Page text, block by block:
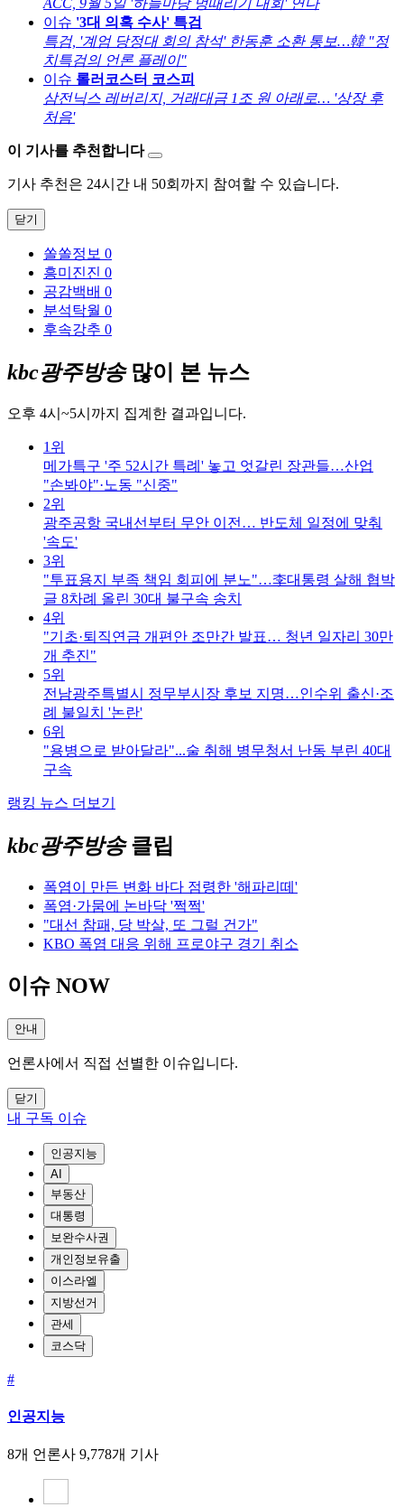
ACC, 9월 5일 '하늘마당 멍때리기 대회' 연다
이슈 '3대 의혹 수사' 특검
특검, '계엄 당정대 회의 참석' 한동훈 소환 통보…韓 "정
치특검의 언론 플레이"
이슈 롤러코스터 코스피
삼전닉스 레버리지, 거래대금 1조 원 아래로… '상장 후
처음'
이 기사를 추천합니다
기사 추천은 24시간 내 50회까지 참여할 수 있습니다.
닫기
쏠쏠정보 0
흥미진진 0
공감백배 0
분석탁월 0
후속강추 0
kbc광주방송많이 본 뉴스
오후 4시~5시까지 집계한 결과입니다.
1위
메가특구 '주 52시간 특례' 놓고 엇갈린 장관들…산업
"손봐야"·노동 "신중"
2위
광주공항 국내선부터 무안 이전… 반도체 일정에 맞춰
'속도'
3위
"투표용지 부족 책임 회피에 분노"…李대통령 살해 협박
글 8차례 올린 30대 불구속 송치
4위
"기초·퇴직연금 개편안 조만간 발표… 청년 일자리 30만
개 추진"
5위
전남광주특별시 정무부시장 후보 지명…인수위 출신·조
례 불일치 '논란'
6위
"용병으로 받아달라"...술 취해 병무청서 난동 부린 40대
구속
랭킹 뉴스 더보기
kbc광주방송클립
폭염이 만든 변화 바다 점령한 '해파리떼'
폭염·가뭄에 논바닥 '쩍쩍'
"대선 참패, 당 박살, 또 그럴 건가"
KBO 폭염 대응 위해 프로야구 경기 취소
이슈 NOW
안내
언론사에서 직접 선별한 이슈입니다.
닫기
내 구독 이슈
인공지능
AI
부동산
대통령
보완수사권
개인정보유출
이스라엘
지방선거
관세
코스닥
#
인공지능
8개 언론사 9,778개 기사